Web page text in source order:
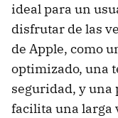
ideal para un
disfrutar de las
de Apple, como
optimizado, una
seguridad, y una
facilita una larga